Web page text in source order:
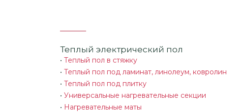
Теплый электрический пол
• Теплый пол в стяжку
• Теплый пол под ламинат, линолеум, ковролин
• Теплый пол под плитку
• Универсальные нагревательные секции
• Нагревательные маты